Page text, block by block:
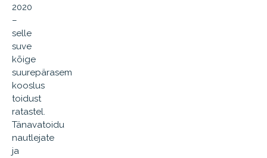
2020
–
selle
suve
kõige
suurepärasem
kooslus
toidust
ratastel.
Tänavatoidu
nautlejate
ja